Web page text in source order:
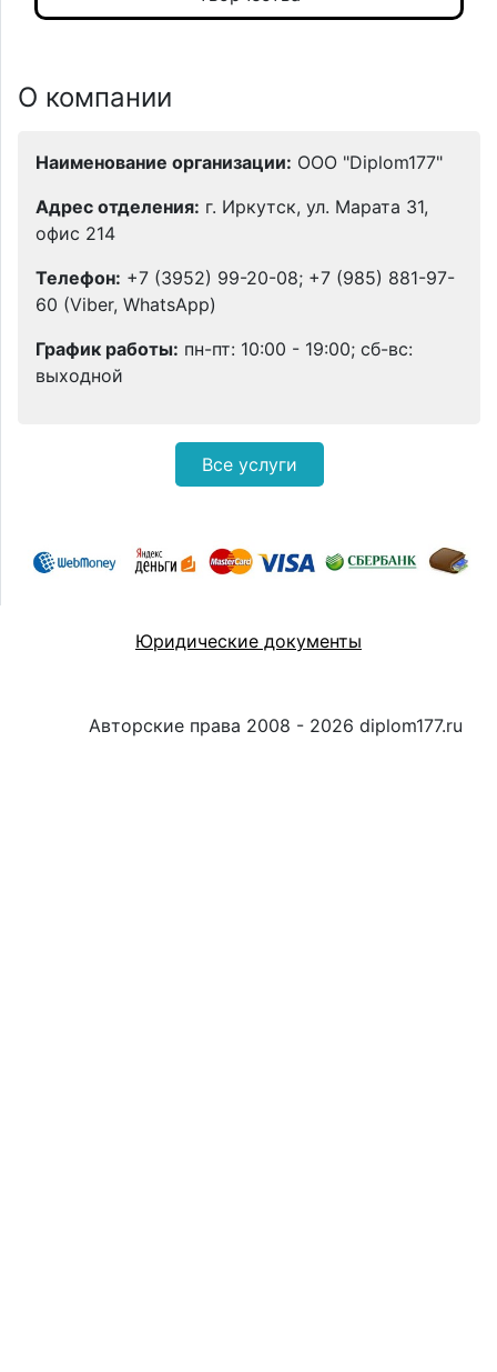
О компании
Наименование организации: ООО "Diplom177"
Адрес отделения: г. Иркутск, ул. Марата 31,
офис 214
Телефон: +7 (3952) 99-20-08; +7 (985) 881-97-
60 (Viber, WhatsApp)
График работы: пн-пт: 10:00 - 19:00; сб-вс:
выходной
Все услуги
Юридические документы
Авторские права 2008 - 2026 diplom177.ru